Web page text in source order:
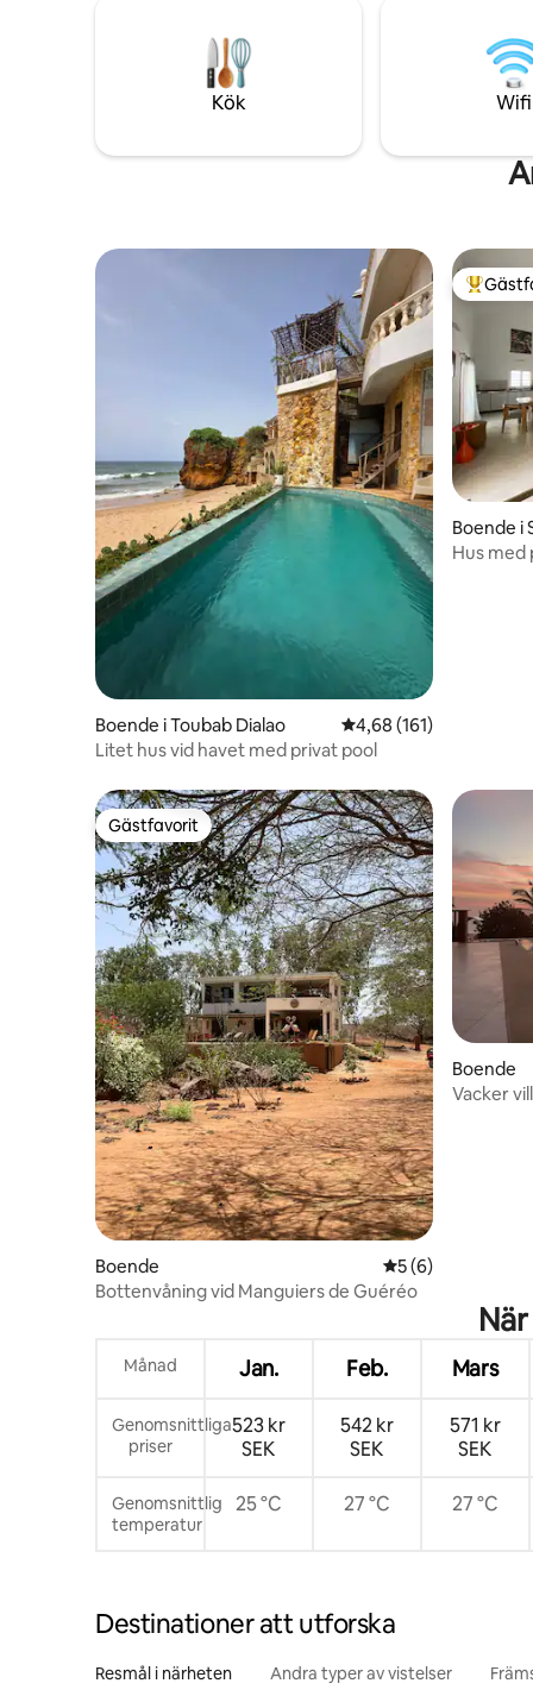
från
Somone
Kök Wifi
Boende i Toubab Dialao 4,68 av 5 i
4,68 (161)
Litet hus vid havet med privat pool
Populär
Boende i
Hus med
Gästfavorit
Gästfavorit
Boende 5 av 5 i
5 (6)
Bottenvåning vid Manguiers de Guéréo
Boende
Vacker
Månad Jan. Feb. Mars
Genomsnittliga
priser
523 kr
SEK
542 kr
SEK
571 kr
SEK
Genomsnittlig
temperatur
25 °C 27 °C 27 °C
Destinationer att utforska
Resmål i närheten Andra typer av vistelser